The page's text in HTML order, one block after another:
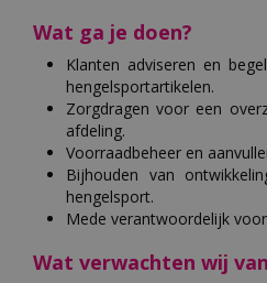
Wat ga je doen?
Klanten adviseren en
hengelsportartikelen.
Zorgdragen voor een
afdeling.
Voorraadbeheer en
Bijhouden van
hengelsport.
Mede verantwoordelijk
Wat verwachten wij